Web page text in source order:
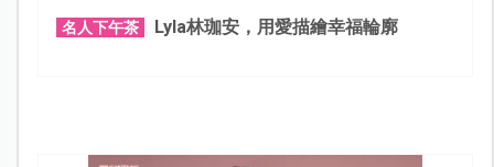
名人下午茶 Lyla林珈安，用愛描繪幸福輪廓